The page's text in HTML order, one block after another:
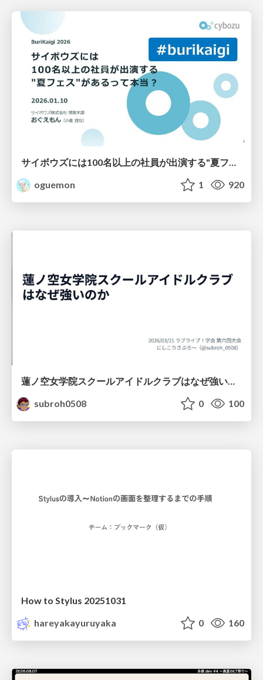
サイボウズには100名以上の社員が出演する"夏フェス"があるって本当？
oguemon
1 920
蓮ノ空女学院スクールアイドルクラブはなぜ強いのか
subroh0508
0 100
How to Stylus 20251031
hareyakayuruyaka
0 160